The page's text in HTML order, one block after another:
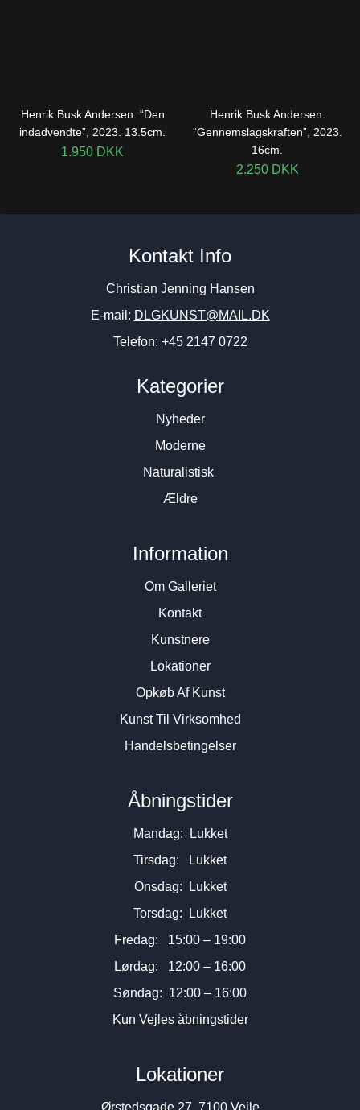
Henrik Busk Andersen. “Den
indadvendte”, 2023. 13.5cm.
1.950 DKK
Henrik Busk Andersen.
“Gennemslagskraften”, 2023.
16cm.
2.250 DKK
Kontakt Info
Christian Jenning Hansen
E-mail: DLGKUNST@MAIL.DK
Telefon: +45 2147 0722
Kategorier
Nyheder
Moderne
Naturalistisk
Ældre
Information
Om Galleriet
Kontakt
Kunstnere
Lokationer
Opkøb Af Kunst
Kunst Til Virksomhed
Handelsbetingelser
Åbningstider
Mandag: Lukket
Tirsdag: Lukket
Onsdag: Lukket
Torsdag: Lukket
Fredag: 15:00 – 19:00
Lørdag: 12:00 – 16:00
Søndag: 12:00 – 16:00
Kun Vejles åbningstider
Lokationer
Ørstedsgade 27, 7100 Vejle